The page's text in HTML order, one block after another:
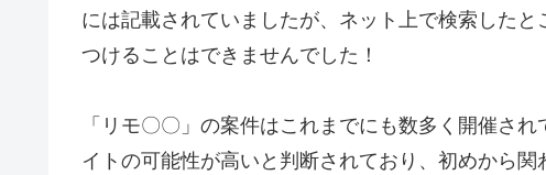
には記載されていましたが、ネット上で検索した
つけることはできませんでした！
「リモ〇〇」の案件はこれまでにも数多く開催さ
イトの可能性が高いと判断されており、初めから